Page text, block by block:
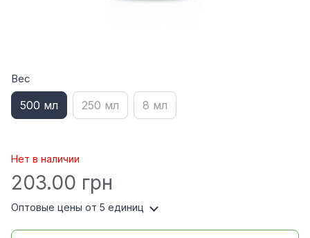
Вес
500 мл 250 мл 8 мл
Нет в наличии
203.00 грн
Оптовые цены от 5 единиц